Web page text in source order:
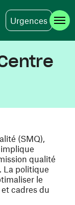
Urgences
(SMQ),
qualité
La politique
le
cadres du